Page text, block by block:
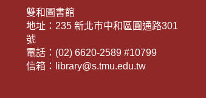
雙和圖書館
地址：235 新北市中和區圓通路301
號
電話：(02) 6620-2589 #10799
信箱：library@s.tmu.edu.tw